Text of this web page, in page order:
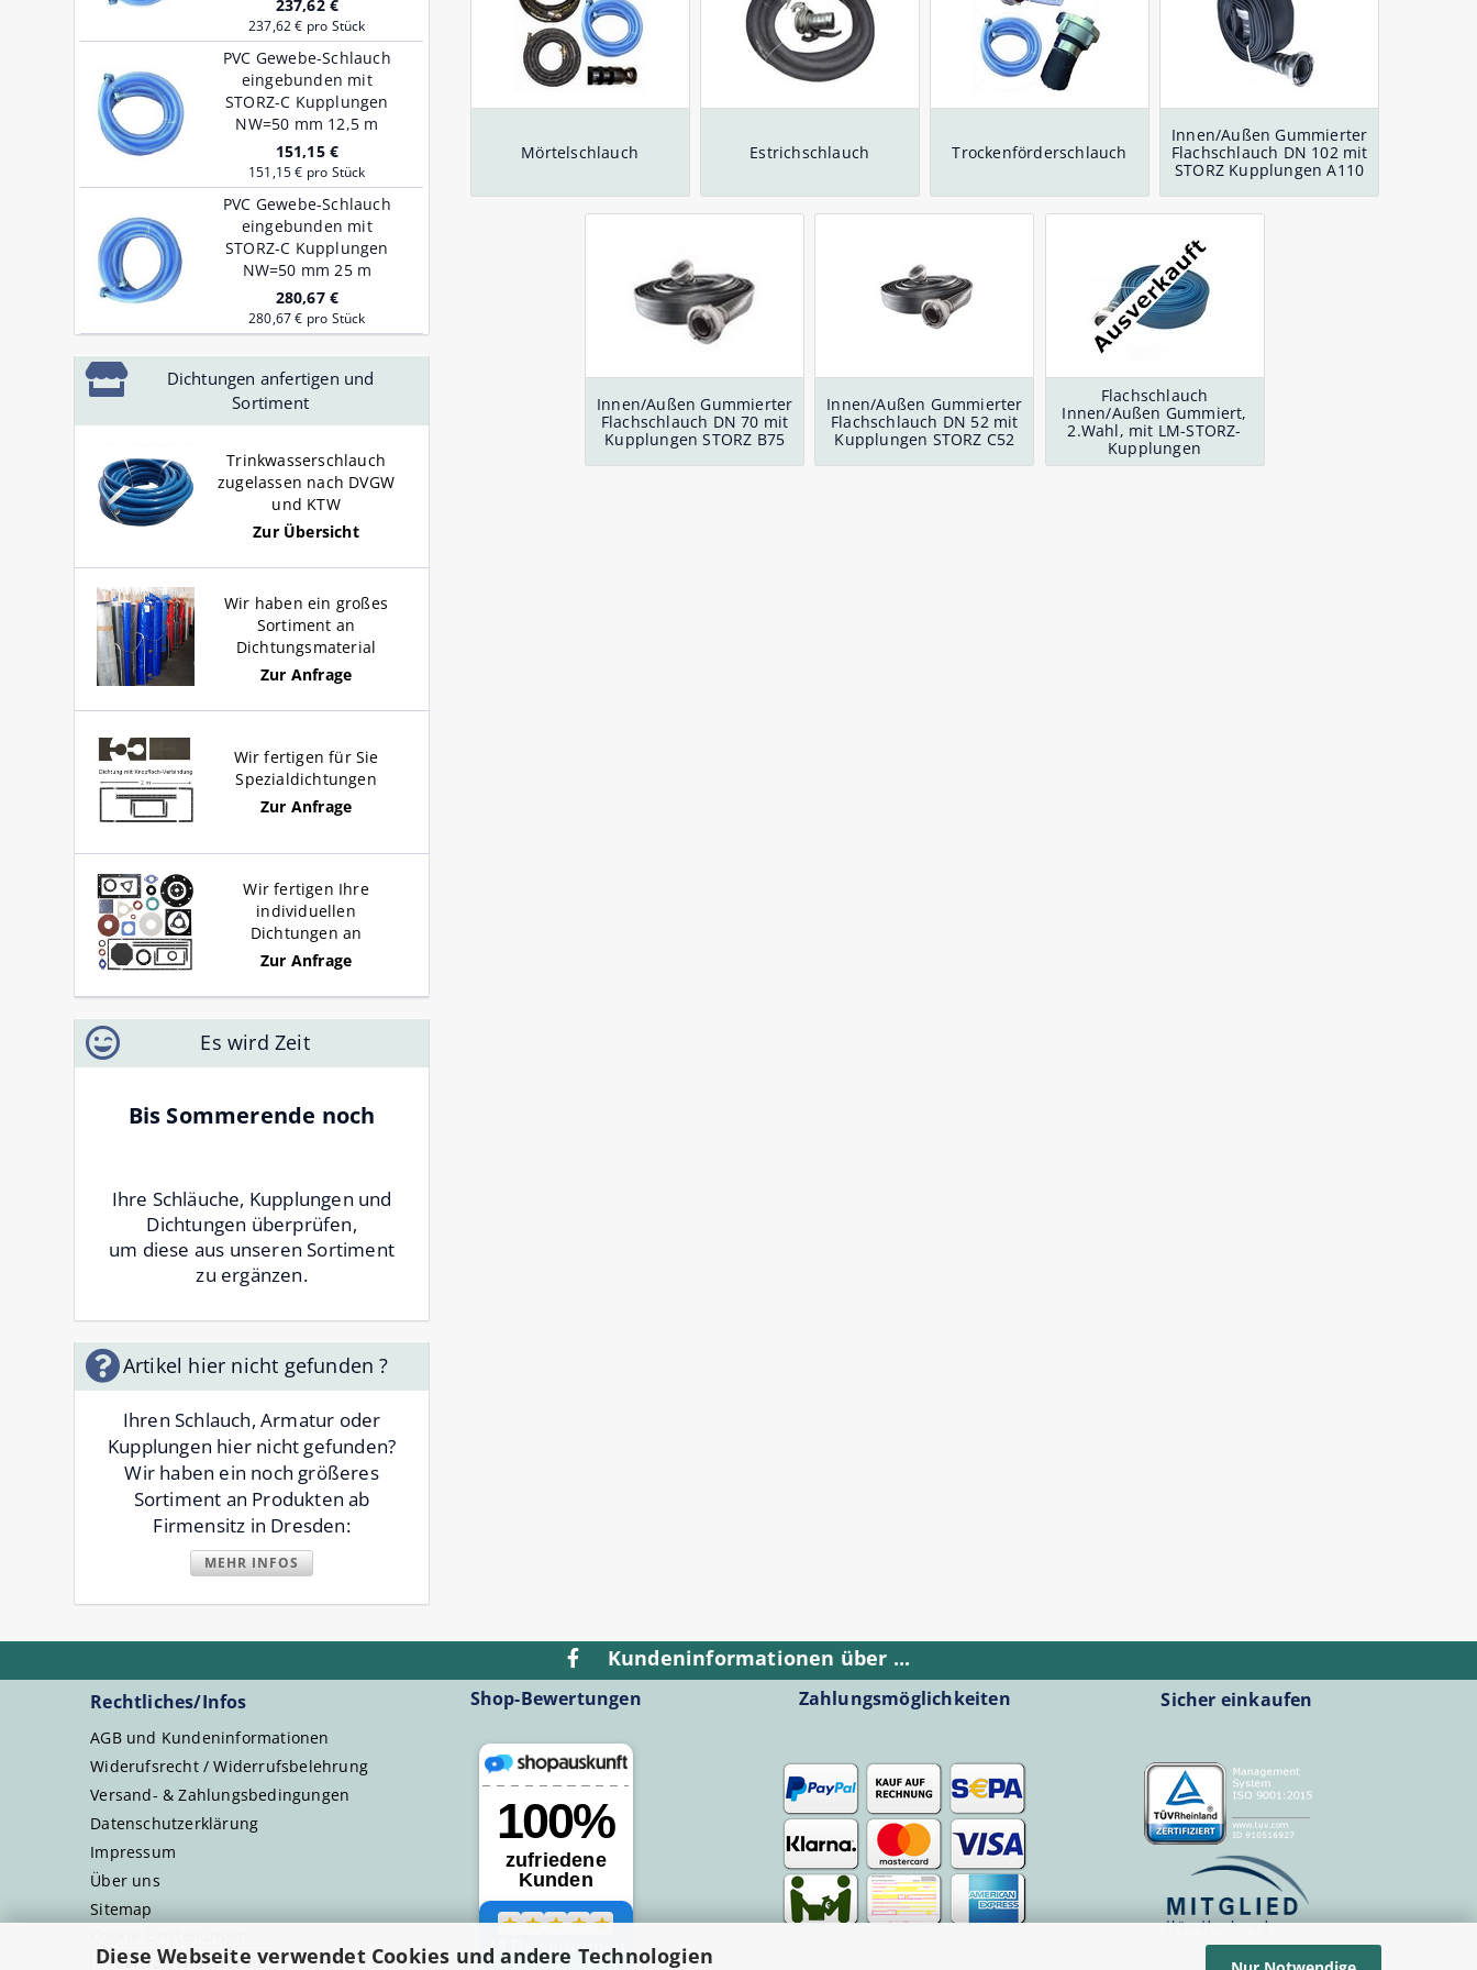
Diese Webseite verwendet Cookies und andere Technologien
GK-Schnell Kupplungen für
Schnellkupplung Verteiler
Rückschlagventil
Viton / EPDM für
Schnellkupplungen
Spritzdüsen mit GK-
Schnellkupplung
Schlauchschellen für
Wasserschlauch 1/4 Zoll bis 1
Zoll
Ersatzdichtungen NBR / FKM
für Schnellkupplungen
GK-Schnellkupplung Verteiler
Rückschlagventil
Schneckengewinde von 12 bis
60 mm
Storz-Kupplungen,
Reduzierungen, Blinddeckel
Ersatzdichtungen NBR / FKM
für Schnellkupplungen
Rückschlagventil
Behälteranschluß
Spritzdüsen mit GK-
Schnellkupplung
ESSK Kupplungen und Stecker
Profi Wandschlauchhalter aus
GEKA ® plus Multibrausen
und Gießlanzen
Mehrzweckstrahlrohr nach DIN
14365
GK-Schnell Kupplungen für
GEKA ® plus Stecksystem für
Trinkwasserschlauch
Schnellkupplungen mit
Schnellkupplungen aus
Ersatzdichtungen NBR / FKM
für Schnellkupplungen
Mörtelschlauch Estrichschlauch Trockenförderschlauch
Innen/Außen Gummierter
Flachschlauch DN 102 mit
STORZ Kupplungen A110
Innen/Außen Gummierter
Flachschlauch DN 70 mit
Kupplungen STORZ B75
Innen/Außen Gummierter
Flachschlauch DN 52 mit
Kupplungen STORZ C52
Flachschlauch
Innen/Außen Gummiert,
2.Wahl, mit LM-STORZ-
Kupplungen
237,62 €
237,62 € pro Stück
PVC Gewebe-Schlauch
eingebunden mit
STORZ-C Kupplungen
NW=50 mm 12,5 m
151,15 €
151,15 € pro Stück
PVC Gewebe-Schlauch
eingebunden mit
STORZ-C Kupplungen
NW=50 mm 25 m
280,67 €
280,67 € pro Stück
Dichtungen anfertigen und
Sortiment
Trinkwasserschlauch
zugelassen nach DVGW
und KTW
Zur Übersicht
Wir haben ein großes
Sortiment an
Dichtungsmaterial
Zur Anfrage
Wir fertigen für Sie
Spezialdichtungen
Zur Anfrage
Wir fertigen Ihre
individuellen
Dichtungen an
Zur Anfrage
Es wird Zeit
Bis Sommerende noch
Ihre Schläuche, Kupplungen und
Dichtungen überprüfen,
um diese aus unseren Sortiment
zu ergänzen.
Artikel hier nicht gefunden ?
Ihren Schlauch, Armatur oder
Kupplungen hier nicht gefunden?
Wir haben ein noch größeres
Sortiment an Produkten ab
Firmensitz in Dresden:
MEHR INFOS
Kundeninformationen über ...
Rechtliches/Infos
AGB und Kundeninformationen
Widerufsrecht / Widerrufsbelehrung
Versand- & Zahlungsbedingungen
Datenschutzerklärung
Impressum
Über uns
Sitemap
Vertrag widerrufen
Shop-Bewertungen Zahlungsmöglichkeiten Sicher einkaufen